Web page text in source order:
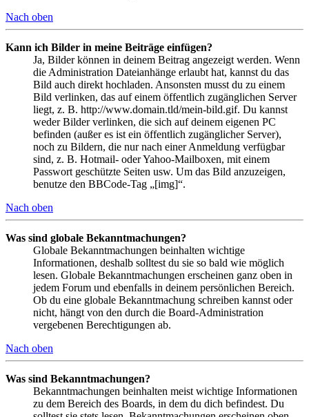
Nach oben
Kann ich Bilder in meine Beiträge einfügen?
Ja, Bilder können in deinem Beitrag angezeigt werden. Wenn
die Administration Dateianhänge erlaubt hat, kannst du das
Bild auch direkt hochladen. Ansonsten musst du zu einem
Bild verlinken, das auf einem öffentlich zugänglichen Server
liegt, z. B. http://www.domain.tld/mein-bild.gif. Du kannst
weder Bilder verlinken, die sich auf deinem eigenen PC
befinden (außer es ist ein öffentlich zugänglicher Server),
noch zu Bildern, die nur nach einer Anmeldung verfügbar
sind, z. B. Hotmail- oder Yahoo-Mailboxen, mit einem
Passwort geschützte Seiten usw. Um das Bild anzuzeigen,
benutze den BBCode-Tag „[img]“.
Nach oben
Was sind globale Bekanntmachungen?
Globale Bekanntmachungen beinhalten wichtige
Informationen, deshalb solltest du sie so bald wie möglich
lesen. Globale Bekanntmachungen erscheinen ganz oben in
jedem Forum und ebenfalls in deinem persönlichen Bereich.
Ob du eine globale Bekanntmachung schreiben kannst oder
nicht, hängt von den durch die Board-Administration
vergebenen Berechtigungen ab.
Nach oben
Was sind Bekanntmachungen?
Bekanntmachungen beinhalten meist wichtige Informationen
zu dem Bereich des Boards, in dem du dich befindest. Du